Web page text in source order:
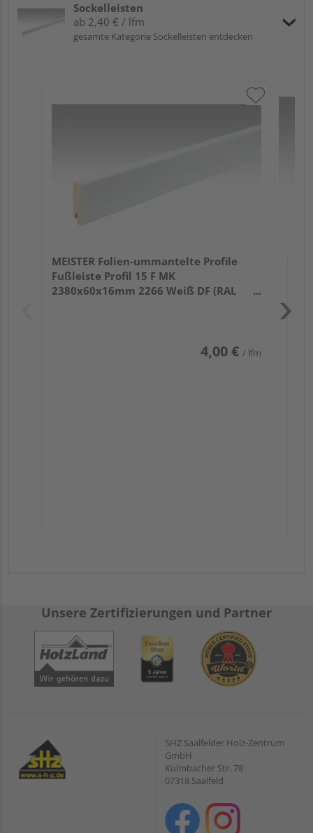
Sockelleisten
ab 2,40 € / lfm
gesamte Kategorie Sockelleisten entdecken
MEISTER Folien-ummantelte Profile
Fußleiste Profil 15 F MK
2380x60x16mm 2266 Weiß DF (RAL
4,00 € / lfm
Unsere Zertifizierungen und Partner
SHZ Saalfelder Holz-Zentrum
GmbH
Kulmbacher Str. 78
07318 Saalfeld